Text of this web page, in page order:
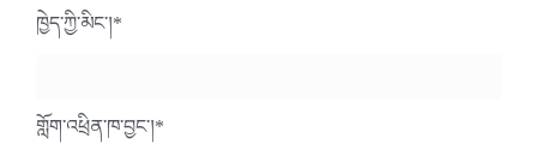
ཁྱེད་ཀྱི་མིང་།*
གློག་འཕྲིན་ཁ་བྱང་།*